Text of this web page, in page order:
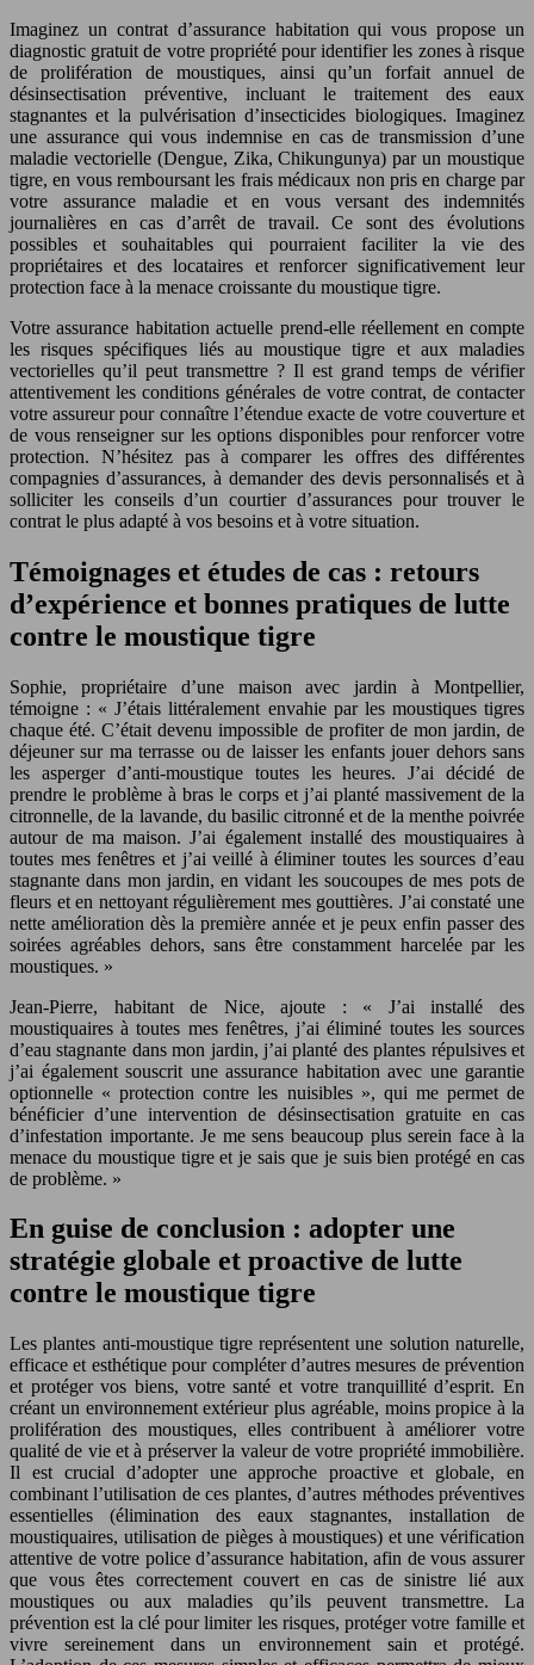
Imaginez un contrat d’assurance habitation qui vous propose un
diagnostic gratuit de votre propriété pour identifier les zones à risque
de prolifération de moustiques, ainsi qu’un forfait annuel de
désinsectisation préventive, incluant le traitement des eaux
stagnantes et la pulvérisation d’insecticides biologiques. Imaginez
une assurance qui vous indemnise en cas de transmission d’une
maladie vectorielle (Dengue, Zika, Chikungunya) par un moustique
tigre, en vous remboursant les frais médicaux non pris en charge par
votre assurance maladie et en vous versant des indemnités
journalières en cas d’arrêt de travail. Ce sont des évolutions
possibles et souhaitables qui pourraient faciliter la vie des
propriétaires et des locataires et renforcer significativement leur
protection face à la menace croissante du moustique tigre.
Votre assurance habitation actuelle prend-elle réellement en compte
les risques spécifiques liés au moustique tigre et aux maladies
vectorielles qu’il peut transmettre ? Il est grand temps de vérifier
attentivement les conditions générales de votre contrat, de contacter
votre assureur pour connaître l’étendue exacte de votre couverture et
de vous renseigner sur les options disponibles pour renforcer votre
protection. N’hésitez pas à comparer les offres des différentes
compagnies d’assurances, à demander des devis personnalisés et à
solliciter les conseils d’un courtier d’assurances pour trouver le
contrat le plus adapté à vos besoins et à votre situation.
Témoignages et études de cas : retours
d’expérience et bonnes pratiques de lutte
contre le moustique tigre
Sophie, propriétaire d’une maison avec jardin à Montpellier,
témoigne : « J’étais littéralement envahie par les moustiques tigres
chaque été. C’était devenu impossible de profiter de mon jardin, de
déjeuner sur ma terrasse ou de laisser les enfants jouer dehors sans
les asperger d’anti-moustique toutes les heures. J’ai décidé de
prendre le problème à bras le corps et j’ai planté massivement de la
citronnelle, de la lavande, du basilic citronné et de la menthe poivrée
autour de ma maison. J’ai également installé des moustiquaires à
toutes mes fenêtres et j’ai veillé à éliminer toutes les sources d’eau
stagnante dans mon jardin, en vidant les soucoupes de mes pots de
fleurs et en nettoyant régulièrement mes gouttières. J’ai constaté une
nette amélioration dès la première année et je peux enfin passer des
soirées agréables dehors, sans être constamment harcelée par les
moustiques. »
Jean-Pierre, habitant de Nice, ajoute : « J’ai installé des
moustiquaires à toutes mes fenêtres, j’ai éliminé toutes les sources
d’eau stagnante dans mon jardin, j’ai planté des plantes répulsives et
j’ai également souscrit une assurance habitation avec une garantie
optionnelle « protection contre les nuisibles », qui me permet de
bénéficier d’une intervention de désinsectisation gratuite en cas
d’infestation importante. Je me sens beaucoup plus serein face à la
menace du moustique tigre et je sais que je suis bien protégé en cas
de problème. »
En guise de conclusion : adopter une
stratégie globale et proactive de lutte
contre le moustique tigre
Les plantes anti-moustique tigre représentent une solution naturelle,
efficace et esthétique pour compléter d’autres mesures de prévention
et protéger vos biens, votre santé et votre tranquillité d’esprit. En
créant un environnement extérieur plus agréable, moins propice à la
prolifération des moustiques, elles contribuent à améliorer votre
qualité de vie et à préserver la valeur de votre propriété immobilière.
Il est crucial d’adopter une approche proactive et globale, en
combinant l’utilisation de ces plantes, d’autres méthodes préventives
essentielles (élimination des eaux stagnantes, installation de
moustiquaires, utilisation de pièges à moustiques) et une vérification
attentive de votre police d’assurance habitation, afin de vous assurer
que vous êtes correctement couvert en cas de sinistre lié aux
moustiques ou aux maladies qu’ils peuvent transmettre. La
prévention est la clé pour limiter les risques, protéger votre famille et
vivre sereinement dans un environnement sain et protégé.